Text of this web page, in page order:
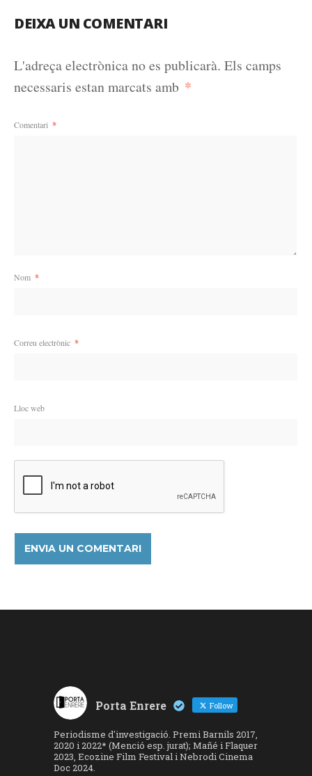
DEIXA UN COMENTARI
L'adreça electrònica no es publicarà. Els camps
necessaris estan marcats amb *
Comentari *
Nom *
Correu electrònic *
Lloc web
Porta Enrere Follow
Periodisme d'investigació. Premi Barnils 2017,
2020 i 2022* (Menció esp. jurat); Mañé i Flaquer
2023, Ecozine Film Festival i Nebrodi Cinema
Doc 2024.